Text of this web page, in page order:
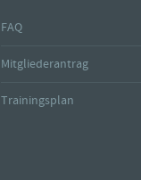
FAQ
Mitgliederantrag
Trainingsplan